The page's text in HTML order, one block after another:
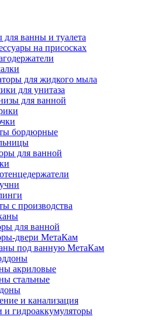
для ванны и туалета
на присосках
для жидкого мыла
для унитаза
для ванной
бордюрные
для ванной
с производства
для ванной
двери МетаКам
под ванную МетаКам
акриловые
стальные
и канализация
и гидроаккумуляторы